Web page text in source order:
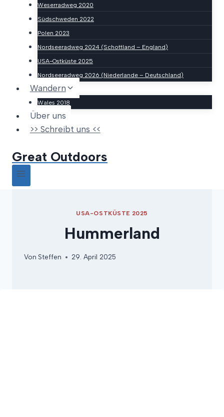
Weserradweg 2020
Südschweden 2022
Polen 2023
Nordseeradweg 2024 (Schottland – England)
USA-Ostküste 2025
Nordseeradweg 2026 (Niederlande – Deutschland)
Wandern
Wales 2018
Über uns
>> Schreibt uns <<
Great Outdoors
USA-OSTKÜSTE 2025
Hummerland
Von Steffen 29. April 2025